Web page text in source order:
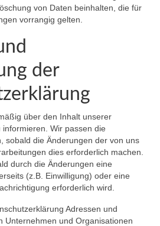
von Daten beinhalten, die für
vorrangig gelten.
der
über den Inhalt unserer
Wir passen die
sobald die Änderungen der von uns
dies erforderlich machen.
durch die Änderungen eine
(z.B. Einwilligung) oder eine
erforderlich wird.
Adressen und
Unternehmen und Organisationen